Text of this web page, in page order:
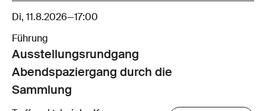
Di, 11.8.2026—17:00
Führung
Ausstellungsrund­gang
Abendspaziergang durch die
Sammlung